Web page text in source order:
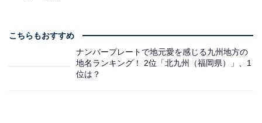
こちらもおすすめ
ナンバープレートで地元愛を感じる九州地方の
地名ランキング！ 2位「北九州（福岡県）」、1
位は？